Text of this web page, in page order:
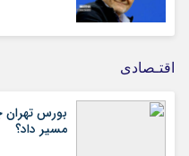
اقتـصادی
بورس تهران
مسیر داد؟